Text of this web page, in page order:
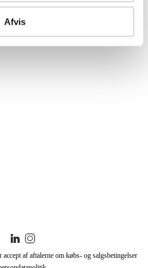
Afvis
af aftalerne om købs- og salgsbetingelser